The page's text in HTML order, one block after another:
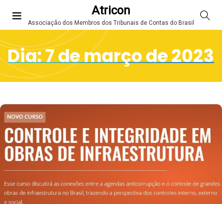
Atricon
Associação dos Membros dos Tribunais de Contas do Brasil
Dia:7 de março de 2023